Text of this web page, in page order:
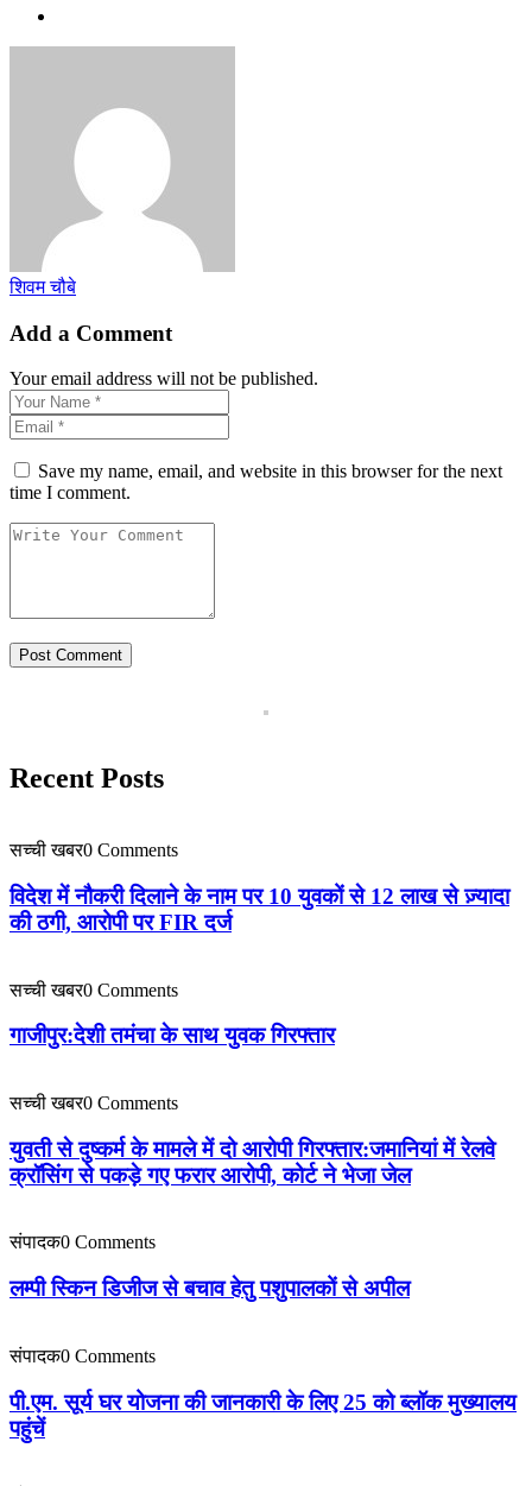
शिवम चौबे
Add a Comment
Your email address will not be published.
Save my name, email, and website in this browser for the next
time I comment.
Recent Posts
सच्ची खबर0 Comments
विदेश में नौकरी दिलाने के नाम पर 10 युवकों से 12 लाख से ज़्यादा
की ठगी, आरोपी पर FIR दर्ज
सच्ची खबर0 Comments
गाजीपुर:देशी तमंचा के साथ युवक गिरफ्तार
सच्ची खबर0 Comments
युवती से दुष्कर्म के मामले में दो आरोपी गिरफ्तार:जमानियां में रेलवे
क्रॉसिंग से पकड़े गए फरार आरोपी, कोर्ट ने भेजा जेल
संपादक0 Comments
लम्पी स्किन डिजीज से बचाव हेतु पशुपालकों से अपील
संपादक0 Comments
पी.एम. सूर्य घर योजना की जानकारी के लिए 25 को ब्लॉक मुख्यालय
पहुंचें